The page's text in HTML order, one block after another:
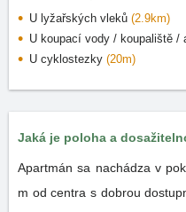
U lyžařských vleků (2.9km)
U koupací vody / koupaliště /
U cyklostezky (20m)
Jaká je poloha a
Apartmán sa nachádza v
m od centra s dobrou